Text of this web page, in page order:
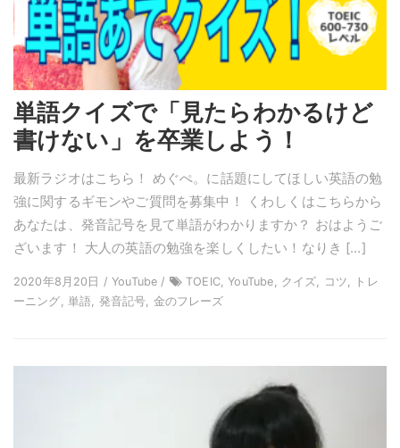
単語クイズで「見たらわかるけど
書けない」を卒業しよう！
最新ラジオはこちら！ めぐぺ。に話題にしてほしい英語の勉
強に関するギモンやご質問を募集中！ くわしくはこちらから
あなたは、発音記号を見て単語がわかりますか？ おはようご
ざいます！ 大人の英語の勉強を楽しくしたい！なりき […]
2020年8月20日 / YouTube /
TOEIC, YouTube, クイズ, コツ, トレ
ーニング, 単語, 発音記号, 金のフレーズ